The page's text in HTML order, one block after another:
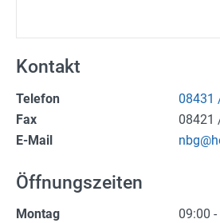
Kontakt
Telefon
08431
Fax
08421
E-Mail
Öffnungszeiten
Montag
09:00
Stellenanzeigen
Wetter
(Not)dienste